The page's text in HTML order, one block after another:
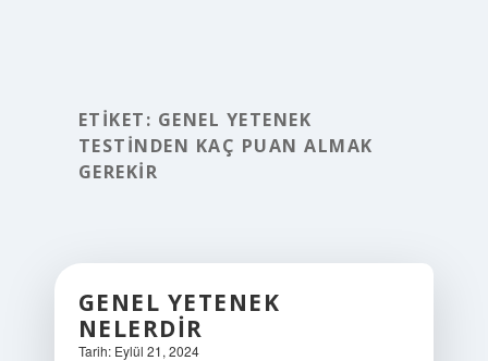
ETIKET: GENEL YETENEK
TESTINDEN KAÇ PUAN ALMAK
GEREKIR
GENEL YETENEK
NELERDIR
Tarih: Eylül 21, 2024